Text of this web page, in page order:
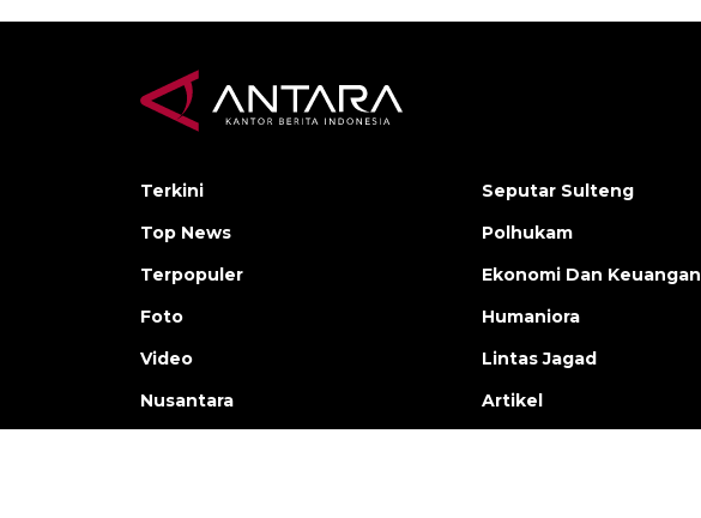
Terkini
Top News
Terpopuler
Foto
Video
Nusantara
Seputar Sulteng
Polhukam
Ekonomi Dan Keuangan
Humaniora
Lintas Jagad
Artikel